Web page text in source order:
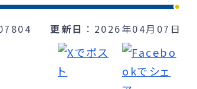
更新日 2026年04月07日